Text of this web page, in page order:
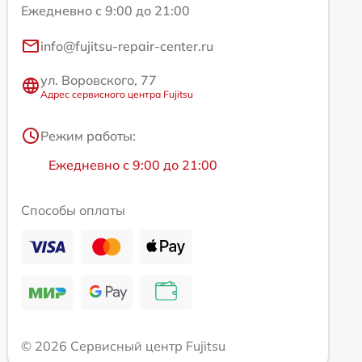
Ежедневно с 9:00 до 21:00
info@fujitsu-repair-center.ru
ул. Воровского, 77
Адрес сервисного центра Fujitsu
Режим работы:
Ежедневно с 9:00 до 21:00
Способы оплаты
© 2026 Сервисный центр Fujitsu